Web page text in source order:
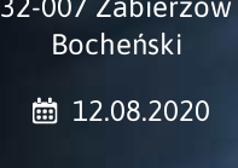
32-007 Zabierzów
Bocheński
12.08.2020